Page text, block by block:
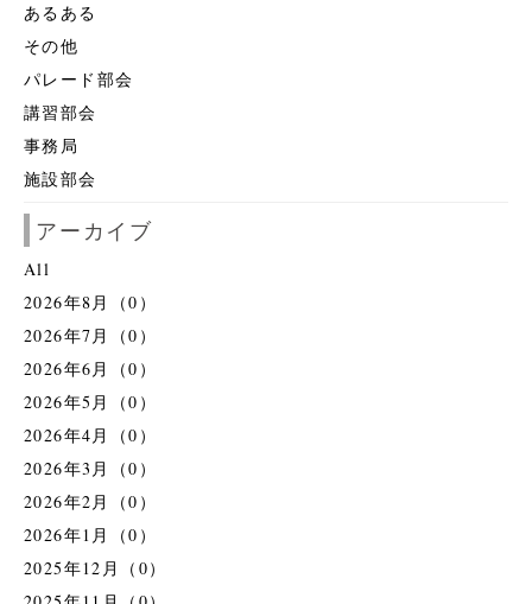
あるある
その他
パレード部会
講習部会
事務局
施設部会
アーカイブ
All
2026年8月（0）
2026年7月（0）
2026年6月（0）
2026年5月（0）
2026年4月（0）
2026年3月（0）
2026年2月（0）
2026年1月（0）
2025年12月（0）